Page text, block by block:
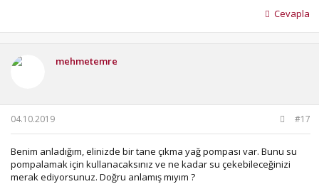
Cevapla
mehmetemre
04.10.2019 #17
Benim anladığım, elinizde bir tane çıkma yağ pompası var. Bunu su
pompalamak için kullanacaksınız ve ne kadar su çekebileceğinizi
merak ediyorsunuz. Doğru anlamış mıyım ?